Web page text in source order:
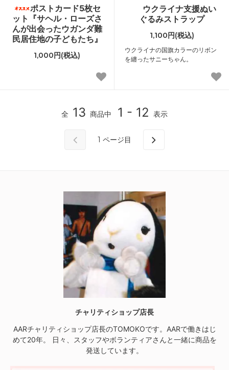
ポストカード5枚セ
ット『サヘル・ローズさ
んが出会ったウガンダ難
民居住地の子どもたち』
1,000円(税込)
ウクライナ支援ぬい
ぐるみストラップ
1,100円(税込)
ウクライナの国旗カラーのリボン
を纏ったサニーちゃん。
全 13 商品中 1 - 12 表示
1 ページ目
チャリティショップ店長
AARチャリティショップ店長のTOMOKOです。AARで働きはじ
めて20年。 日々、スタッフやボランティアさんと一緒に商品を
発送しています。